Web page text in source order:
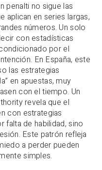
penalti no sigue las
aplican en series largas,
números. Un solo
con estadísticas
por el
En España, este
las estrategias
en apuestas, muy
con el tiempo. Un
revela que el
con estrategias
falta de habilidad, sino
Este patrón refleja
a perder pueden
simples.